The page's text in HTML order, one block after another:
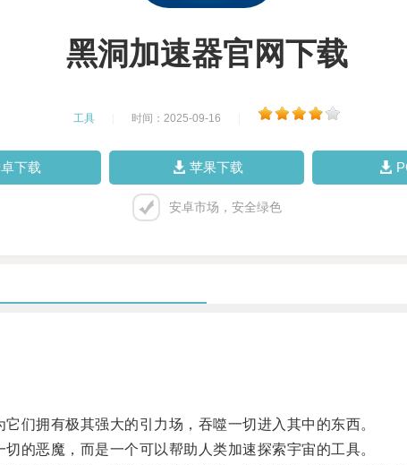
黑洞加速器官网下载
工具 时间：2025-09-16
下载 苹果下载
安卓市场，安全绿色
拥有极其强大的引力场，吞噬一切进入其中的东西。
恶魔，而是一个可以帮助人类加速探索宇宙的工具。